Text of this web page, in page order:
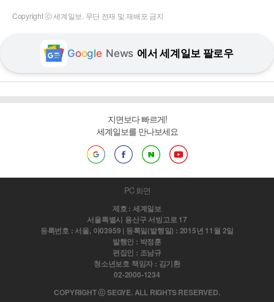
Copyright ⓒ 세계일보. 무단 전재 및 재배포 금지
Google News 에서 세계일보 팔로우
지면보다 빠르게!
세계일보를 만나보세요
PC 화면
제호 : 세계일보
서울특별시 용산구 서빙고로 17
등록번호 : 서울, 아03959 | 등록일(발행일) : 2015년 11월 2일
발행인 : 박정훈
편집인 : 조남규
청소년보호 책임자 : 김기환
02-2000-1234
COPYRIGHT ⓒ SEGYE. ALL RIGHTS RESERVED.